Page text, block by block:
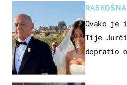
Ovako je
Tije
dopratio